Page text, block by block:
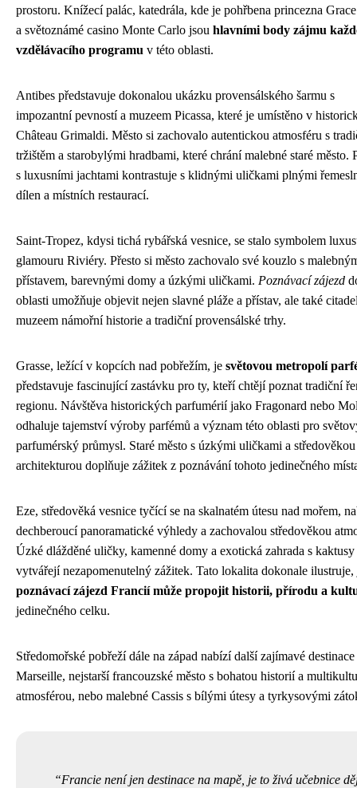
prostoru. Knížecí palác, katedrála, kde je pohřbena princezna
a světoznámé casino Monte Carlo jsou hlavními body zájmu
vzdělávacího programu v této oblasti.
Antibes představuje dokonalou ukázku provensálského šarmu s
impozantní pevností a muzeem Picassa, které je umístěno v
Château Grimaldi. Město si zachovalo autentickou atmosféru s
tržištěm a starobylými hradbami, které chrání malebné staré město.
s luxusními jachtami kontrastuje s klidnými uličkami plnými
dílen a místních restaurací.
Saint-Tropez, kdysi tichá rybářská vesnice, se stalo symbolem
glamouru Riviéry. Přesto si město zachovalo své kouzlo s
přístavem, barevnými domy a úzkými uličkami. Poznávací zájezd
oblasti umožňuje objevit nejen slavné pláže a přístav, ale také
muzeem námořní historie a tradiční provensálské trhy.
Grasse, ležící v kopcích nad pobřežím, je světovou metropolí
představuje fascinující zastávku pro ty, kteří chtějí poznat tradiční
regionu. Návštěva historických parfumérií jako Fragonard nebo
odhaluje tajemství výroby parfémů a význam této oblasti pro
parfumérský průmysl. Staré město s úzkými uličkami a středověkou
architekturou doplňuje zážitek z poznávání tohoto jedinečného
Eze, středověká vesnice tyčící se na skalnatém útesu nad mořem,
dechberoucí panoramatické výhledy a zachovalou středověkou
Úzké dlážděné uličky, kamenné domy a exotická zahrada s kaktusy
vytvářejí nezapomenutelný zážitek. Tato lokalita dokonale ilustruje,
poznávací zájezd Francií může propojit historii, přírodu a
jedinečného celku.
Středomořské pobřeží dále na západ nabízí další zajímavé
Marseille, nejstarší francouzské město s bohatou historií a
atmosférou, nebo malebné Cassis s bílými útesy a tyrkysovými
Francie není jen destinace na mapě, je to živá učebnice